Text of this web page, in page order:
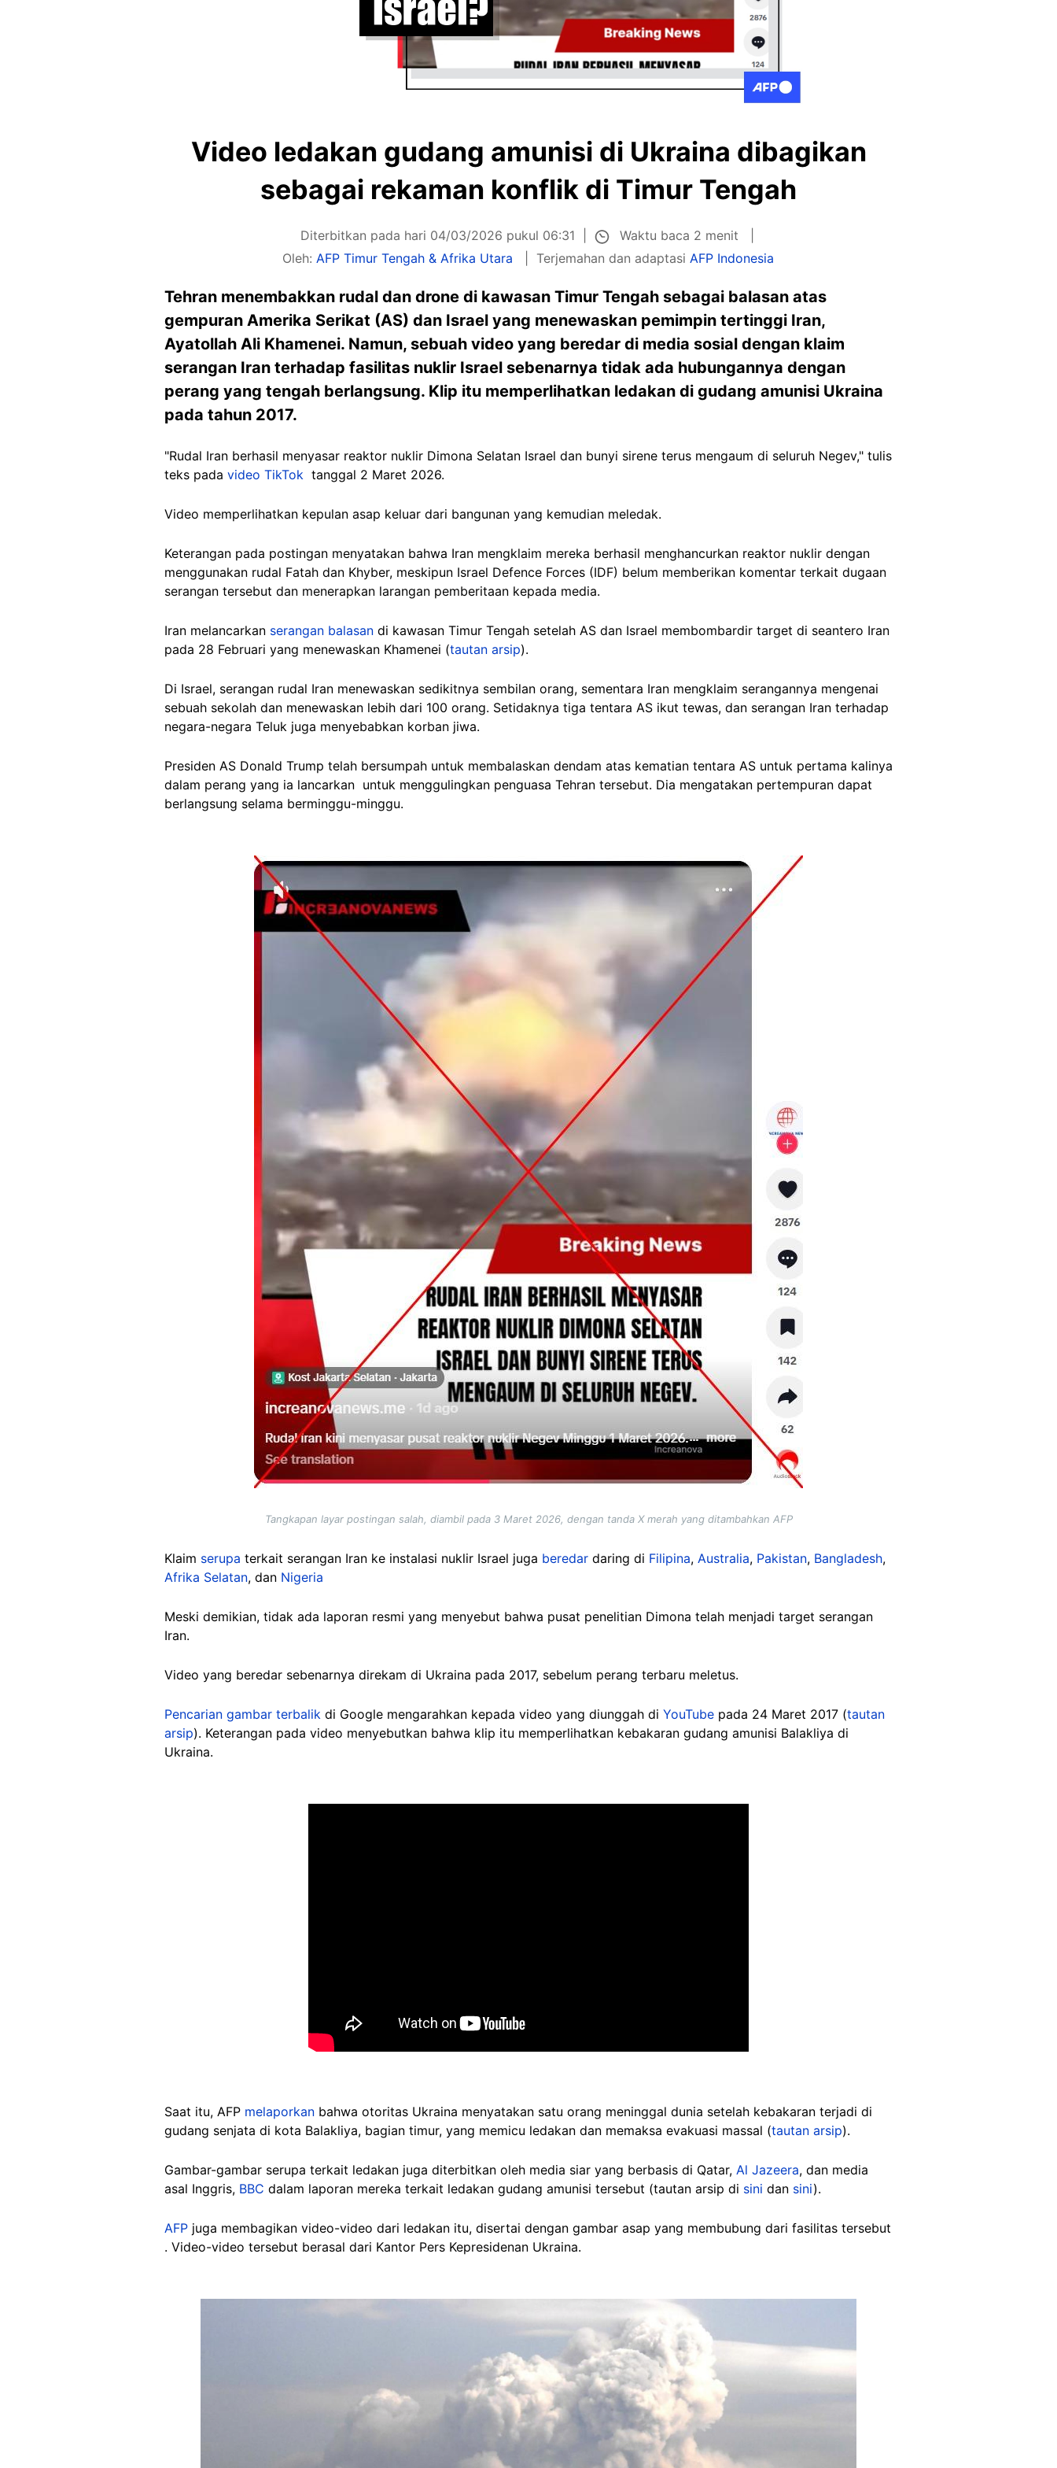
Video ledakan gudang amunisi di Ukraina dibagikan
sebagai rekaman konflik di Timur Tengah
Diterbitkan pada hari 04/03/2026 pukul 06:31
Waktu baca 2 menit
Oleh: AFP Timur Tengah & Afrika Utara Terjemahan dan adaptasi AFP Indonesia
Tehran menembakkan rudal dan drone di kawasan Timur Tengah sebagai balasan atas
gempuran Amerika Serikat (AS) dan Israel yang menewaskan pemimpin tertinggi Iran,
Ayatollah Ali Khamenei. Namun, sebuah video yang beredar di media sosial dengan klaim
serangan Iran terhadap fasilitas nuklir Israel sebenarnya tidak ada hubungannya dengan
perang yang tengah berlangsung. Klip itu memperlihatkan ledakan di gudang amunisi Ukraina
pada tahun 2017.
"Rudal Iran berhasil menyasar reaktor nuklir Dimona Selatan Israel dan bunyi sirene terus mengaum di seluruh Negev," tulis
teks pada video TikTok tanggal 2 Maret 2026.
Video memperlihatkan kepulan asap keluar dari bangunan yang kemudian meledak.
Keterangan pada postingan menyatakan bahwa Iran mengklaim mereka berhasil menghancurkan reaktor nuklir dengan
menggunakan rudal Fatah dan Khyber, meskipun Israel Defence Forces (IDF) belum memberikan komentar terkait dugaan
serangan tersebut dan menerapkan larangan pemberitaan kepada media.
Iran melancarkan serangan balasan di kawasan Timur Tengah setelah AS dan Israel membombardir target di seantero Iran
pada 28 Februari yang menewaskan Khamenei (tautan arsip).
Di Israel, serangan rudal Iran menewaskan sedikitnya sembilan orang, sementara Iran mengklaim serangannya mengenai
sebuah sekolah dan menewaskan lebih dari 100 orang. Setidaknya tiga tentara AS ikut tewas, dan serangan Iran terhadap
negara-negara Teluk juga menyebabkan korban jiwa.
Presiden AS Donald Trump telah bersumpah untuk membalaskan dendam atas kematian tentara AS untuk pertama kalinya
dalam perang yang ia lancarkan untuk menggulingkan penguasa Tehran tersebut. Dia mengatakan pertempuran dapat
berlangsung selama berminggu-minggu.
Tangkapan layar postingan salah, diambil pada 3 Maret 2026, dengan tanda X merah yang ditambahkan AFP
Klaim serupa terkait serangan Iran ke instalasi nuklir Israel juga beredar daring di Filipina, Australia, Pakistan, Bangladesh,
Afrika Selatan, dan Nigeria
Meski demikian, tidak ada laporan resmi yang menyebut bahwa pusat penelitian Dimona telah menjadi target serangan
Iran.
Video yang beredar sebenarnya direkam di Ukraina pada 2017, sebelum perang terbaru meletus.
Pencarian gambar terbalik di Google mengarahkan kepada video yang diunggah di YouTube pada 24 Maret 2017 (tautan
arsip). Keterangan pada video menyebutkan bahwa klip itu memperlihatkan kebakaran gudang amunisi Balakliya di
Ukraina.
Saat itu, AFP melaporkan bahwa otoritas Ukraina menyatakan satu orang meninggal dunia setelah kebakaran terjadi di
gudang senjata di kota Balakliya, bagian timur, yang memicu ledakan dan memaksa evakuasi massal (tautan arsip).
Gambar-gambar serupa terkait ledakan juga diterbitkan oleh media siar yang berbasis di Qatar, Al Jazeera, dan media
asal Inggris, BBC dalam laporan mereka terkait ledakan gudang amunisi tersebut (tautan arsip di sini dan sini).
AFP juga membagikan video-video dari ledakan itu, disertai dengan gambar asap yang membubung dari fasilitas tersebut
. Video-video tersebut berasal dari Kantor Pers Kepresidenan Ukraina.